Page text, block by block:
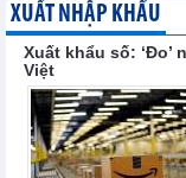
XUẤT NHẬP KHẨU
Xuất khẩu số:
Việt